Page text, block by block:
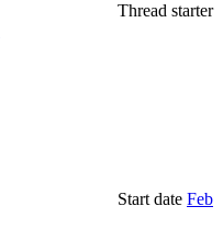
Thread starter
Start date Feb